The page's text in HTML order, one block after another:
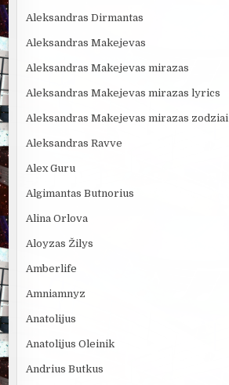
Aleksandras Dirmantas
Aleksandras Makejevas
Aleksandras Makejevas mirazas
Aleksandras Makejevas mirazas lyrics
Aleksandras Makejevas mirazas zodziai
Aleksandras Ravve
Alex Guru
Algimantas Butnorius
Alina Orlova
Aloyzas Žilys
Amberlife
Amniamnyz
Anatolijus
Anatolijus Oleinik
Andrius Butkus